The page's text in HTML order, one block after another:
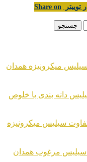
Share on
سیلیس میکرونیزه همدان
دانه بندی با خلوص
سیلیس میکرونیزه
مرغوب همدان